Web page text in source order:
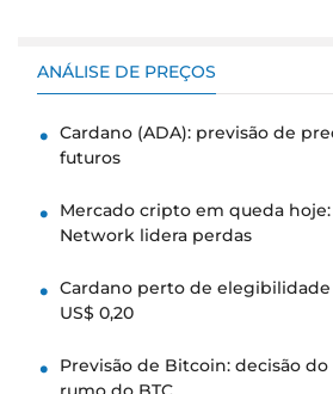
ANÁLISE DE PREÇOS
Cardano (ADA): previsão de
futuros
Mercado cripto em queda
Network lidera perdas
Cardano perto de elegibilidade
US$ 0,20
Previsão de Bitcoin: decisão